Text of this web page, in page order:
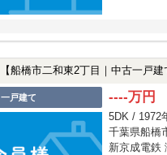
【船橋市二和東2丁目｜中古一戸建
一戸建て ----万円
5DK / 1972
千葉県船橋
新京成電鉄